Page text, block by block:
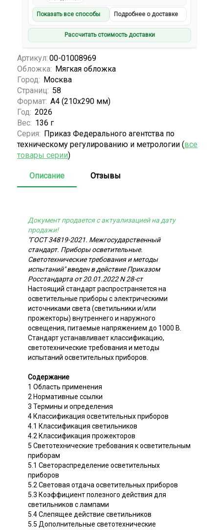
Показать все способы Подробнее о доставке
Рассчитать стоимость доставки
Артикул: 00-01008969
Обложка: Мягкая обложка
Город: Москва
Страниц: 58
Формат: А4 (210x290 мм)
Год: 2026
Вес: 136 г
Серия: Приказ Федерального агентства по
техническому регулированию и метрологии (все
товары серии)
Описание Отзывы
Документ продается с актуализацией на дату
продажи!
"ГОСТ 34819-2021. Межгосударственный
стандарт. Приборы осветительные.
Светотехнические требования и методы
испытаний" введен в действие Приказом
Росстандарта от 20.01.2022 N 28-ст
Настоящий стандарт распространяется на
осветительные приборы с электрическими
источниками света (светильники и/или
прожекторы) внутреннего и наружного
освещения, питаемые напряжением до 1000 В.
Стандарт устанавливает классификацию,
светотехнические требования и методы
испытаний осветительных приборов.
Содержание
1 Область применения
2 Нормативные ссылки
3 Термины и определения
4 Классификация осветительных приборов
4.1 Классификация светильников
4.2 Классификация прожекторов
5 Светотехнические требования к осветительным
приборам
5.1 Светораспределение осветительных
приборов
5.2 Световая отдача осветительных приборов
5.3 Коэффициент полезного действия для
светильников с лампами
5.4 Слепящее действие светильников
5.5 Дополнительные светотехнические